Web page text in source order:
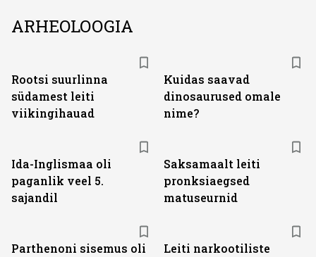
ARHEOLOOGIA
Rootsi suurlinna
südamest leiti
viikingihauad
Kuidas saavad
dinosaurused omale
nime?
Ida-Inglismaa oli
paganlik veel 5.
sajandil
Saksamaalt leiti
pronksiaegsed
matuseurnid
Parthenoni sisemus oli
Leiti narkootiliste